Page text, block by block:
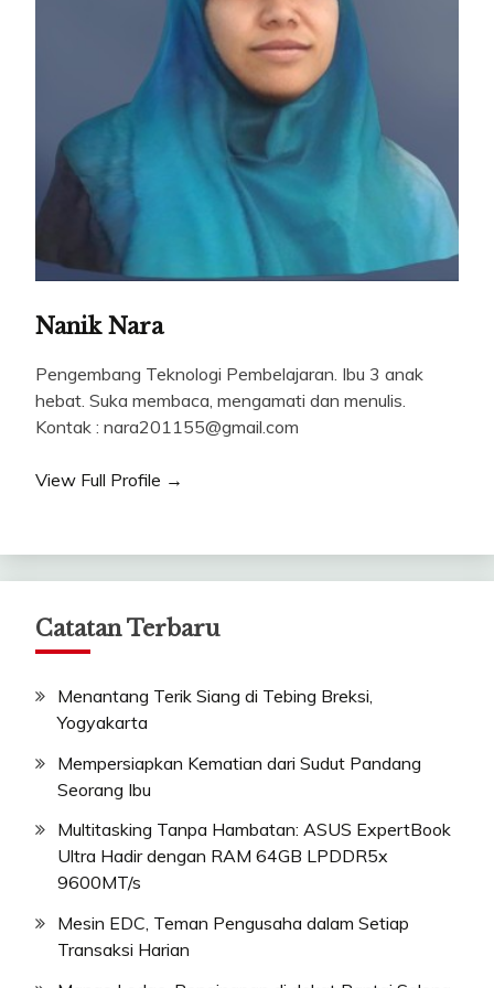
Nanik Nara
Pengembang Teknologi Pembelajaran. Ibu 3 anak
hebat. Suka membaca, mengamati dan menulis.
Kontak : nara201155@gmail.com
View Full Profile →
Catatan Terbaru
Menantang Terik Siang di Tebing Breksi,
Yogyakarta
Mempersiapkan Kematian dari Sudut Pandang
Seorang Ibu
Multitasking Tanpa Hambatan: ASUS ExpertBook
Ultra Hadir dengan RAM 64GB LPDDR5x
9600MT/s
Mesin EDC, Teman Pengusaha dalam Setiap
Transaksi Harian